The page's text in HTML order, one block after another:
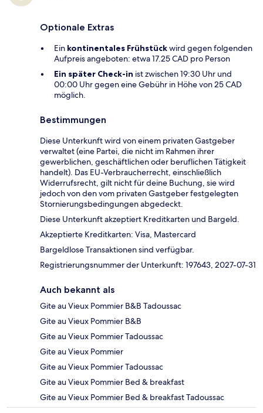
Optionale Extras
Ein kontinentales Frühstückwird gegen folgenden
Aufpreis angeboten: etwa 17.25 CAD pro Person
Ein später Check-in ist zwischen 19:30 Uhr und
00:00 Uhr gegen eine Gebühr in Höhe von 25 CAD
möglich.
Bestimmungen
Diese Unterkunft wird von einem privaten Gastgeber
verwaltet (eine Partei, die nicht im Rahmen ihrer
gewerblichen, geschäftlichen oder beruflichen Tätigkeit
handelt). Das EU-Verbraucherrecht, einschließlich
Widerrufsrecht, gilt nicht für deine Buchung, sie wird
jedoch von den vom privaten Gastgeber festgelegten
Stornierungsbedingungen abgedeckt.
Diese Unterkunft akzeptiert Kreditkarten und Bargeld.
Akzeptierte Kreditkarten: Visa, Mastercard
Bargeldlose Transaktionen sind verfügbar.
Registrierungsnummer der Unterkunft: 197643, 2027-07-31
Auch bekannt als
Gite au Vieux Pommier B&B Tadoussac
Gite au Vieux Pommier B&B
Gite au Vieux Pommier Tadoussac
Gite au Vieux Pommier
Gite au Vieux Pommier Tadoussac
Gite au Vieux Pommier Bed & breakfast
Gite au Vieux Pommier Bed & breakfast Tadoussac